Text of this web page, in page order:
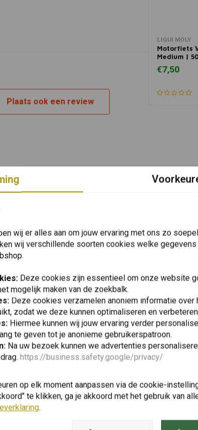
Plaats ook een review
LIQUI MOLY
Motorfiets
Medium |
€7,50
€11,95
wij er alles aan om jouw ervaring met ons zo
wij verschillende soorten cookies welke
Deze cookies zijn essentieel om onze website
mogelijk maken van de zoekbalk.
Deze cookies verzamelen anoniem informatie over
zodat we deze kunnen optimaliseren en
Hiermee kunnen wij jouw ervaring verder
te geven tot je anonieme gebruikerspatroon.
Na uw bezoek kunnen we advertenties
https://business.safety.google/privacy/
op elk moment aanpassen via de cookie-
te klikken, ga je akkoord met het gebruik van
.